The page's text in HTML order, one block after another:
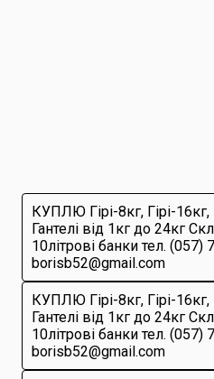
КУПЛЮ Гірі-8кг, Гірі-16кг,
Гантелі від 1кг до 24кг
10літрові банки тел. (057)
borisb52@gmail.com
КУПЛЮ Гірі-8кг, Гірі-16кг,
Гантелі від 1кг до 24кг
10літрові банки тел. (057)
borisb52@gmail.com